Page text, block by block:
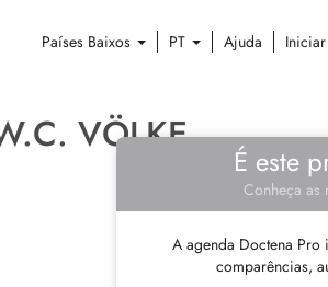
Países Baixos PT Ajuda
VÖLKE
É este
Conheça as
A agenda Doctena
comparências,